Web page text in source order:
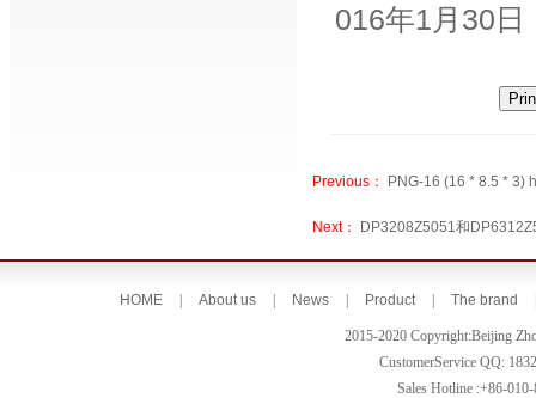
016年1月30日
Previous： PNG-16 (16 * 8.5 * 3)
Next： DP3208Z5051和
HOME About us News Product The brand
2015-2020 Copyright:Beijing
CustomerService QQ:
Sales Hotline :+86-